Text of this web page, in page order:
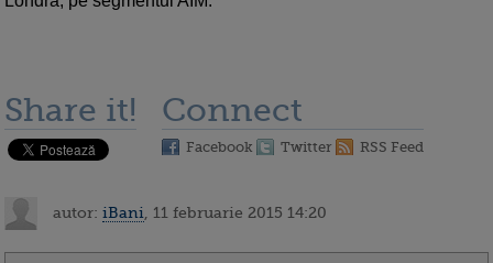
Share it! Connect
Facebook Twitter RSS Feed
autor: iBani , 11 februarie 2015 14:20